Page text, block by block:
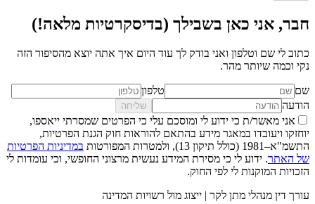
חבר, אני כאן בשבילך (בדיסקרטיות מלאה!)
כתוב לי שם וטלפון ואני בודק לך עוד היום איך אתה יוצא מהסיפור הזה
נקי וכמה שיותר מהר.
שם
טלפון
הודעה
שליחה
אני מאשר/ת כי ידוע לי ומוסכם עלי כי הפרטים שמסרתי ייאספו,
יוחזקו ויעובדו במאגר מידע בהתאם להוראות חוק הגנת הפרטיות,
התשמ"א–1981 (כולל תיקון 13), ולמטרות המפורטות
במדיניות הפרטיות
של האתר. ידוע לי כי מסירת המידע נעשית מרצוני החופשי, וכי עומדות לי
הזכויות המוקנות לי לפי החוק.
עורך דין מנהלי מתן לקר | ייצוג מול רשויות המדינה